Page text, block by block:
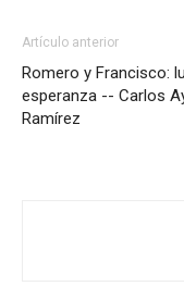
Artículo anterior
Romero y Francisco:
esperanza -- Carlos
Ramírez